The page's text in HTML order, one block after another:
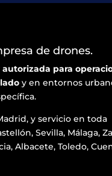
de drones.
autorizada para
y en entornos
y servicio en toda
Sevilla, Málaga,
Albacete, Toledo,